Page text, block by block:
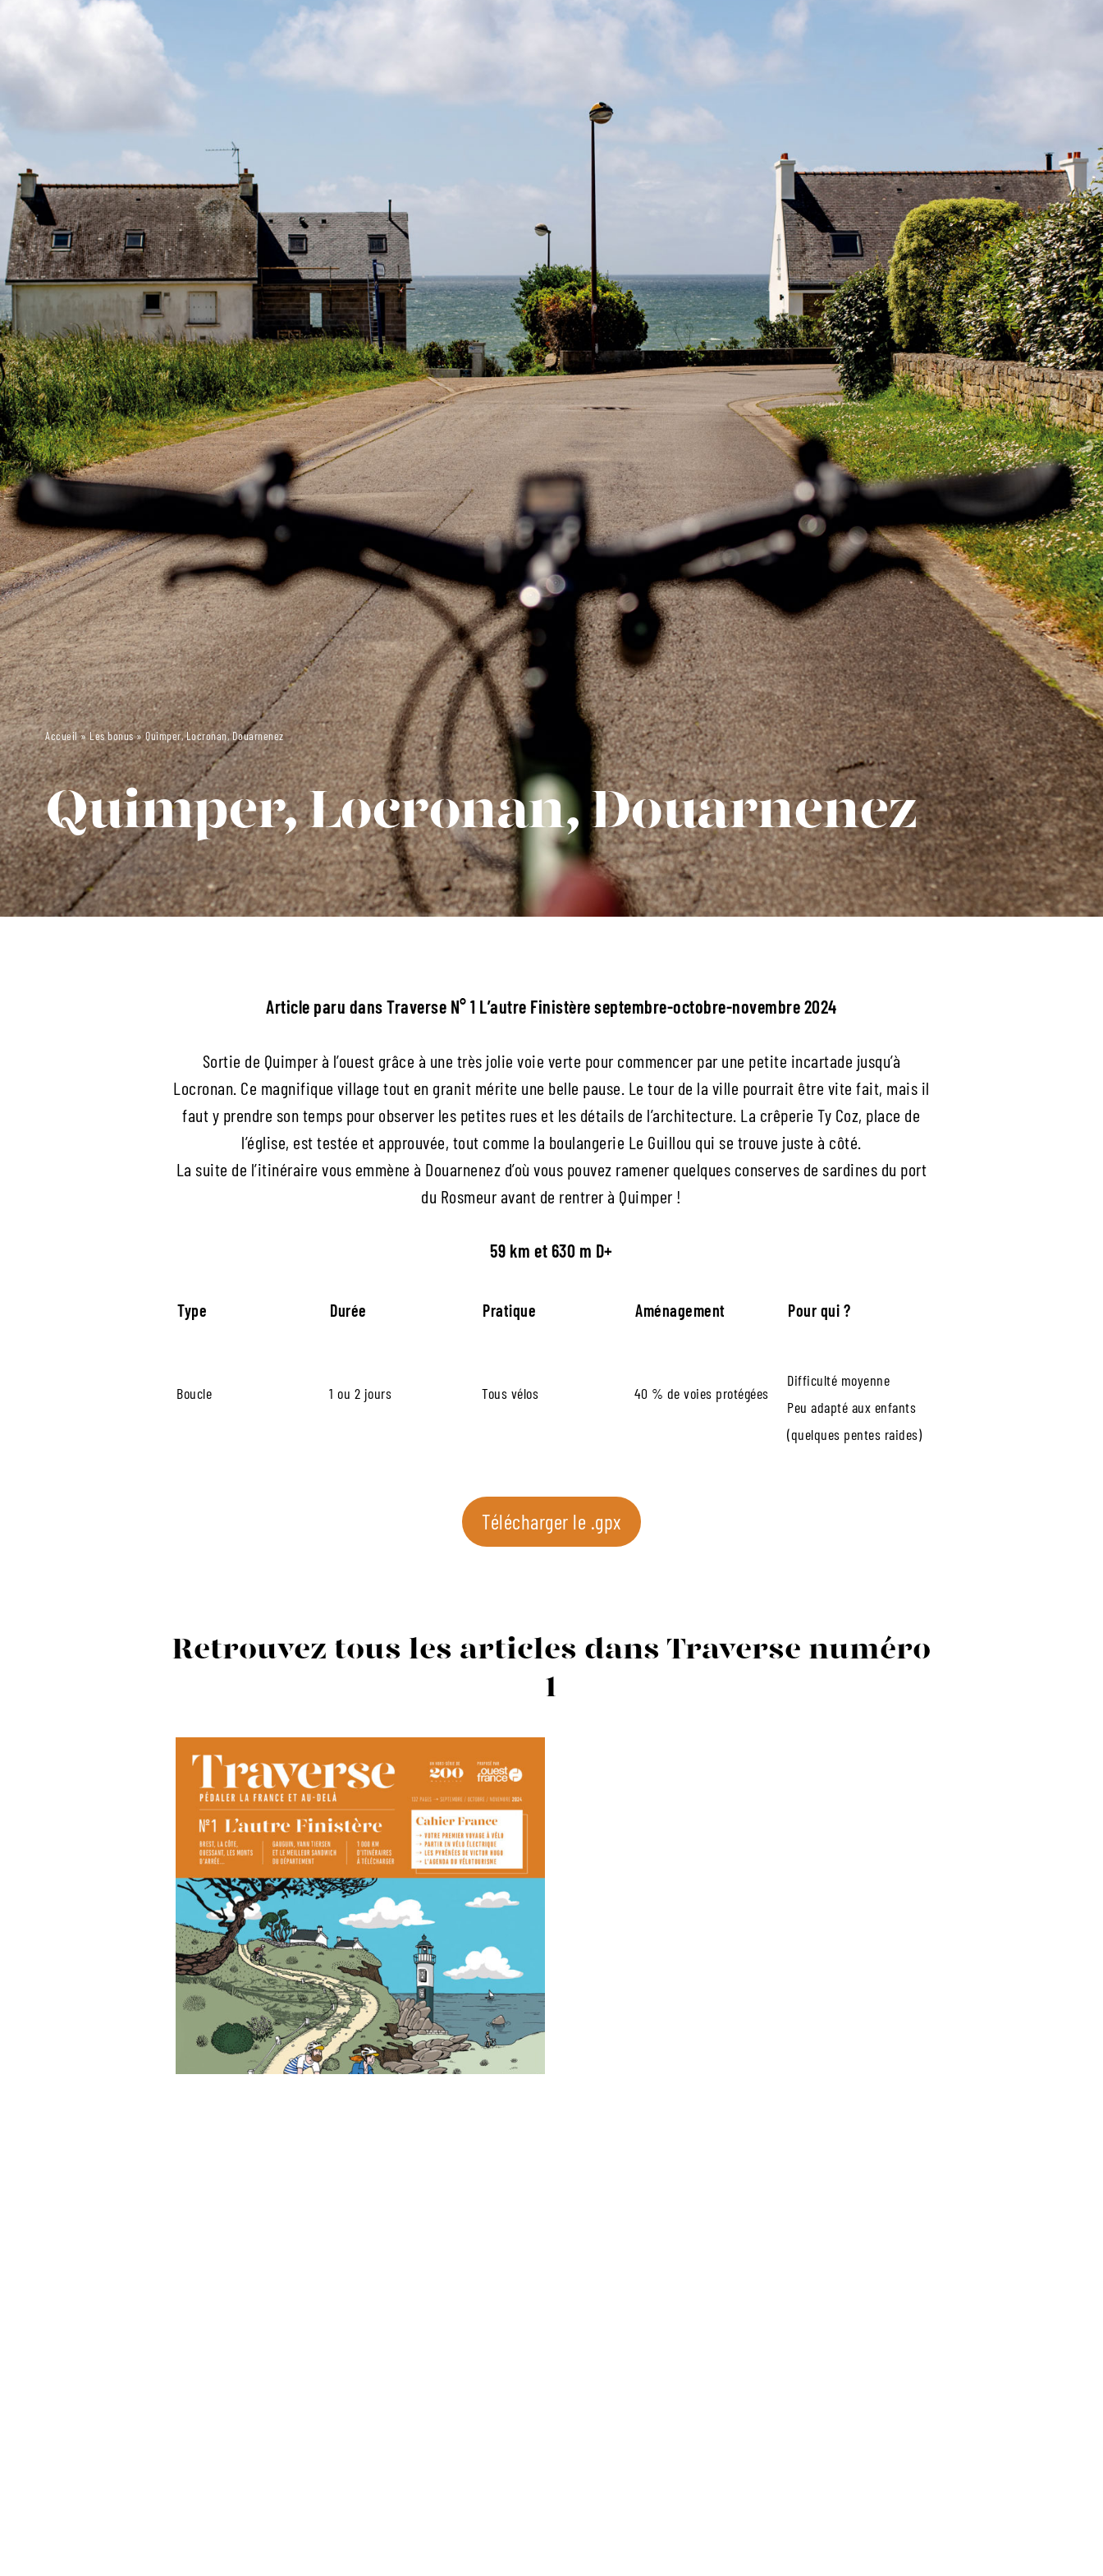
Accueil» Les bonus»Quimper, Locronan, Douarnenez
Quimper, Locronan, Douarnenez
Article paru dans Traverse N° 1 L’autre Finistère septembre-octobre-novembre 2024
Sortie de Quimper à l’ouest grâce à une très jolie voie verte pour commencer par une petite incartade jusqu’à
Locronan. Ce magnifique village tout en granit mérite une belle pause. Le tour de la ville pourrait être vite fait, mais il
faut y prendre son temps pour observer les petites rues et les détails de l’architecture. La crêperie Ty Coz, place de
l’église, est testée et approuvée, tout comme la boulangerie Le Guillou qui se trouve juste à côté.
La suite de l’itinéraire vous emmène à Douarnenez d’où vous pouvez ramener quelques conserves de sardines du port
du Rosmeur avant de rentrer à Quimper !
59 km et 630 m D+
Type Durée Pratique Aménagement Pour qui ?
Boucle 1 ou 2 jours Tous vélos 40 % de voies protégées
Difficulté moyenne
Peu adapté aux enfants
(quelques pentes raides)
Télécharger le .gpx
Retrouvez tous les articles dans Traverse numéro
1